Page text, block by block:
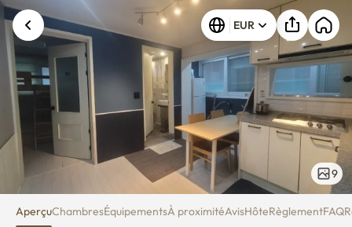
New 3mins to Mangwon
EUR
9
AperçuChambresÉquipementsÀ proximitéAvisHôteRèglementFAQ